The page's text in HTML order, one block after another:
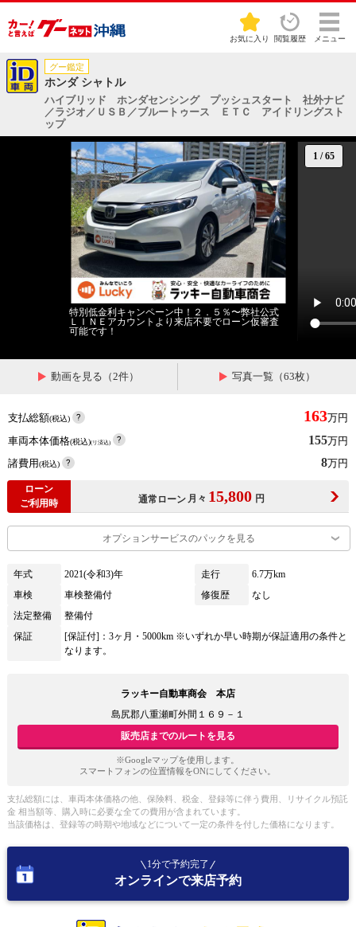
お気に入り 閲覧履歴 メニュー
グー鑑定
ホンダ シャトル
ハイブリッド ホンダセンシング プッシュスタート 社外ナビ
／ラジオ／ＵＳＢ／ブルートゥース ＥＴＣ アイドリングスト
ップ
1 /65
特別低金利キャンペーン中！２．５％〜弊社公式
ＬＩＮＥアカウントより来店不要でローン仮審査
可能です！
動画を見る（2件） 写真一覧（63枚）
支払総額(税込) 163万円
車両本体価格(税込)(リ済込) 155万円
諸費用(税込) 8万円
ローン
ご利用時
通常ローン 月々 15,800 円
オプションサービスのパックを見る
年式 2021(令和3)年 走行
6.7万km
車検
車検整備付 修復歴
なし
法定整備
整備付
保証
[保証付]：3ヶ月・5000km ※いずれか早い時期が保証適用の条件と
なります。
ラッキー自動車商会 本店
島尻郡八重瀬町外間１６９－１
販売店までのルートを見る
※Googleマップを使用します。
スマートフォンの位置情報をONにしてください。
支払総額には、車両本体価格の他、保険料、税金、登録等に伴う費用、リサイクル預託
金 相当額等、購入時に必要な全ての費用が含まれています。
当該価格は、登録等の時期や地域などについて一定の条件を付した価格になります。
1分で予約完了
オンラインで来店予約